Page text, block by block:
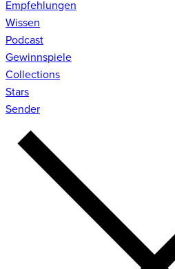
Empfehlungen
Wissen
Podcast
Gewinnspiele
Collections
Stars
Sender